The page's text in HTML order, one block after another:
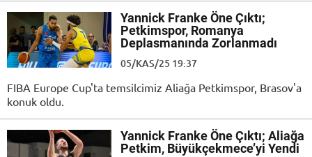
Yannick Franke Öne Çıktı;
Petkimspor, Romanya
Deplasmanında Zorlanmadı
05/KAS/25 19:37
FIBA Europe Cup'ta temsilcimiz Aliağa Petkimspor, Brasov'a
konuk oldu.
Yannick Franke Öne Çıktı; Aliağa
Petkim, Büyükçekmece’yi Yendi